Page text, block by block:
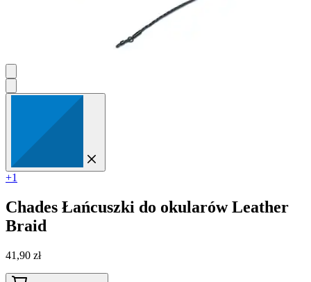
+1
Chades Łańcuszki do okularów Leather
Braid
41,90 zł